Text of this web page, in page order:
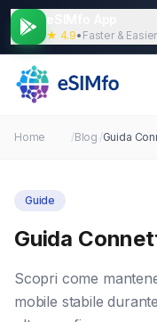
★ 4.9• Faster & Easier
Home /Blog /Guida
Guide
Guida
Scopri come
mobile stabile